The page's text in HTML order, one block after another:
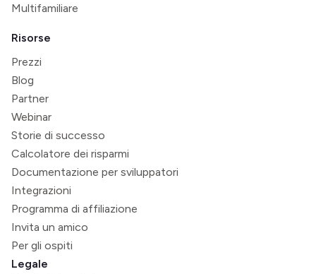
Multifamiliare
Risorse
Prezzi
Blog
Partner
Webinar
Storie di successo
Calcolatore dei risparmi
Documentazione per sviluppatori
Integrazioni
Programma di affiliazione
Invita un amico
Per gli ospiti
Legale